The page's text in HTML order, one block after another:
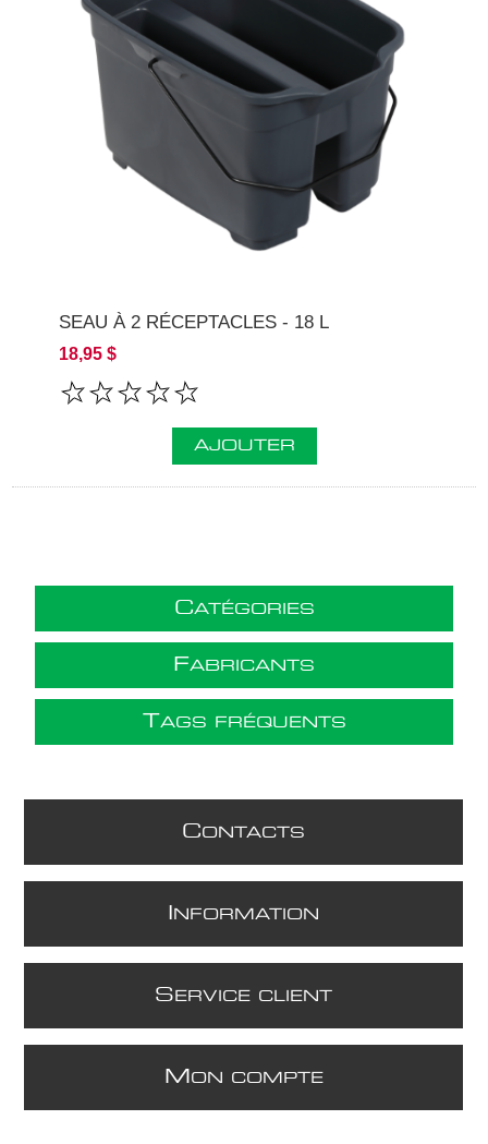
SEAU À 2 RÉCEPTACLES - 18 L
18,95 $
AJOUTER
CATÉGORIES
FABRICANTS
TAGS FRÉQUENTS
CONTACTS
NFORMATION
S ERVICE CLIENT
M ON COMPTE